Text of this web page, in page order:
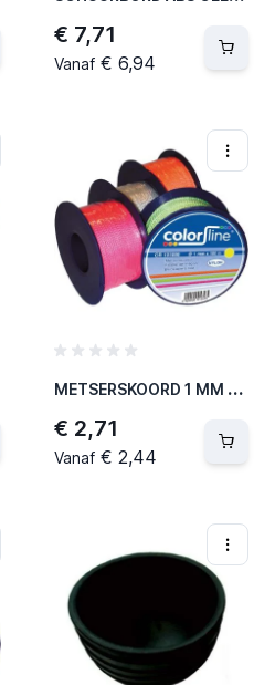
€ 7,71
Vanaf € 6,94
M
ETSERSKOORD 1 MM X 50 M - NYLON - FLUO GEEL (5 PER OVERDOOS)
€ 2,71
Vanaf € 2,44